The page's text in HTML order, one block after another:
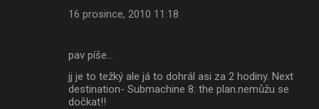
16 prosince, 2010 11:18
pav píše…
jj je to težký ale já to dohrál asi za 2 hodiny. Next
destination- Submachine 8: the plan.nemůžu se
dočkat!!